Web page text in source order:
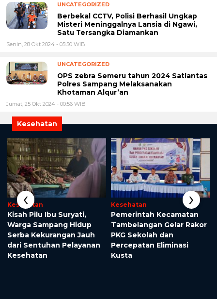
UNCATEGORIZED
Berbekal CCTV, Polisi Berhasil Ungkap
Misteri Meninggalnya Lansia di Ngawi,
Satu Tersangka Diamankan
Senin, 28 Okt 2024 - 05:50 WIB
UNCATEGORIZED
OPS zebra Semeru tahun 2024 Satlantas
Polres Sampang Melaksanakan
Khotaman Alqur’an
Jumat, 25 Okt 2024 - 00:56 WIB
Kesehatan
Kesehatan
Kisah Pilu Ibu Suryati,
Warga Sampang Hidup
Serba Kekurangan Jauh
dari Sentuhan Pelayanan
Kesehatan
Kesehatan
Pemerintah Kecamatan
Tambelangan Gelar Rakor
PKG Sekolah dan
Percepatan Eliminasi
Kusta
‹ ›